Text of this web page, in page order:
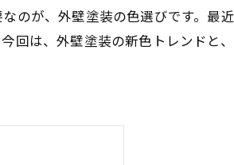
のが、外壁塗装の色選びです。最
回は、外壁塗装の新色トレンドと